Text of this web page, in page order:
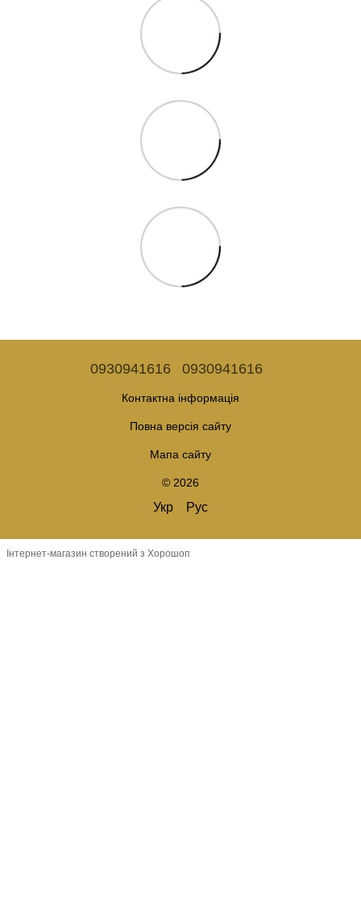
0930941616 0930941616
Контактна інформація
Повна версія сайту
Мапа сайту
© 2026
Укр Рус
Інтернет-магазин створений з Хорошоп